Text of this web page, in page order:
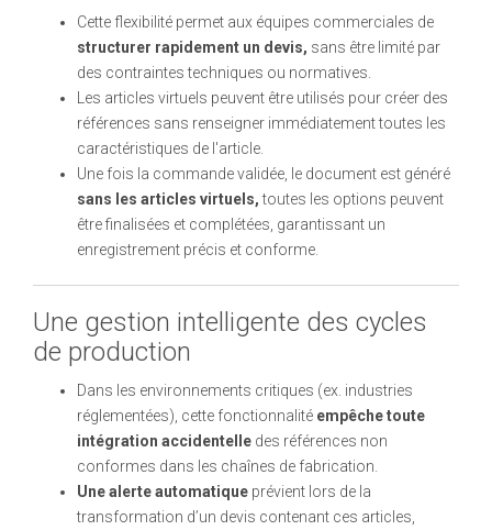
Cette flexibilité permet aux équipes commerciales de
structurer rapidement un devis, sans être limité par
des contraintes techniques ou normatives.
Les articles virtuels peuvent être utilisés pour créer des
références sans renseigner immédiatement toutes les
caractéristiques de l'article.
Une fois la commande validée, le document est généré
sans les articles virtuels,toutes les options peuvent
être finalisées et complétées, garantissant un
enregistrement précis et conforme.
Une gestion intelligente des cycles
de production
Dans les environnements critiques (ex. industries
réglementées), cette fonctionnalité empêche toute
intégration accidentelle des références non
conformes dans les chaînes de fabrication.
Une alerte automatique prévient lors de la
transformation d’un devis contenant ces articles,